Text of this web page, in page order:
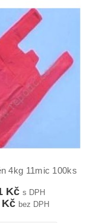
4kg 11mic 100ks
Kč s DPH
Kč bez DPH